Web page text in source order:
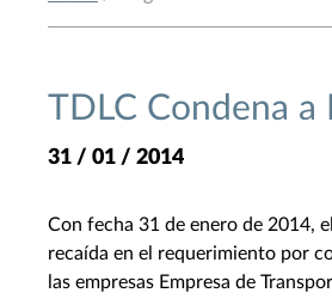
TDLC Condena a
31 / 01 / 2014
Con fecha 31 de enero de 2014,
recaída en el requerimiento por
las empresas Empresa de